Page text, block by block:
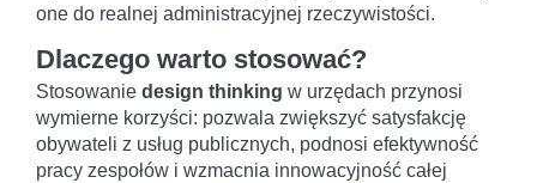
one do realnej administracyjnej rzeczywistości.
Dlaczego warto stosować?
Stosowanie design thinking w urzędach przynosi
wymierne korzyści: pozwala zwiększyć satysfakcję
obywateli z usług publicznych, podnosi efektywność
pracy zespołów i wzmacnia innowacyjność całej